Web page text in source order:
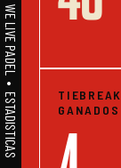
A1PADEL • WE LIVE PADEL • ESTADISTICAS
TIEBREAK
GANADOS